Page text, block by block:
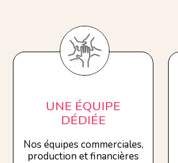
UNE ÉQUIPE
DÉDIÉE
Nos équipes commerciales,
production et financières